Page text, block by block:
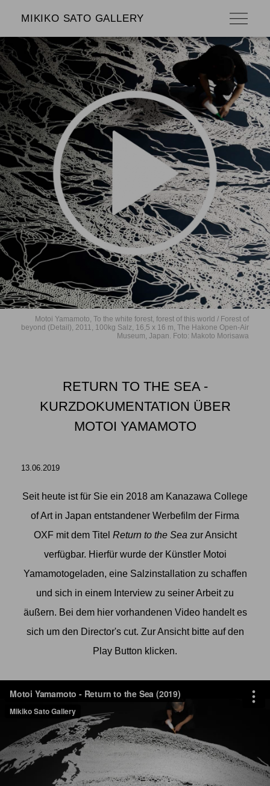
MIKIKO SATO GALLERY
Motoi Yamamoto, To the white forest, forest of this world / Forest of
beyond (Detail), 2011, 100kg Salz, 16,5 x 16 m, The Hakone Open-Air
Museum, Japan. Foto: Makoto Morisawa
RETURN TO THE SEA -
KURZDOKUMENTATION ÜBER
MOTOI YAMAMOTO
13.06.2019
Seit heute ist für Sie ein 2018 am Kanazawa College
of Art in Japan entstandener Werbefilm der Firma
OXF mit dem Titel Return to the Sea zur Ansicht
verfügbar. Hierfür wurde der Künstler Motoi
Yamamotogeladen, eine Salzinstallation zu schaffen
und sich in einem Interview zu seiner Arbeit zu
äußern. Bei dem hier vorhandenen Video handelt es
sich um den Director's cut. Zur Ansicht bitte auf den
Play Button klicken.